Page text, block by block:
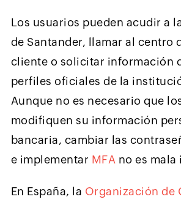
Los usuarios pueden acudir a
de Santander, llamar al centro
cliente o solicitar información
perfiles oficiales de la
Aunque no es necesario que
modifiquen su información
bancaria, cambiar las
e implementar MFA no es mala
En España, la Organización de